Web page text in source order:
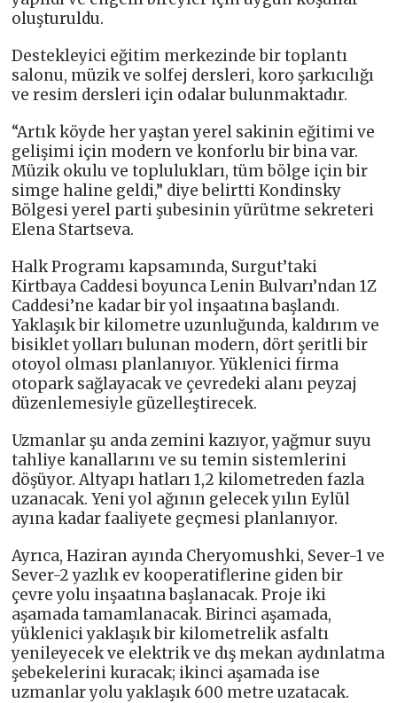
oluşturuldu.
Destekleyici eğitim merkezinde bir toplantı
salonu, müzik ve solfej dersleri, koro şarkıcılığı
ve resim dersleri için odalar bulunmaktadır.
“Artık köyde her yaştan yerel sakinin eğitimi ve
gelişimi için modern ve konforlu bir bina var.
Müzik okulu ve toplulukları, tüm bölge için bir
simge haline geldi,” diye belirtti Kondinsky
Bölgesi yerel parti şubesinin yürütme sekreteri
Elena Startseva.
Halk Programı kapsamında, Surgut’taki
Kirtbaya Caddesi boyunca Lenin Bulvarı’ndan 1Z
Caddesi’ne kadar bir yol inşaatına başlandı.
Yaklaşık bir kilometre uzunluğunda, kaldırım ve
bisiklet yolları bulunan modern, dört şeritli bir
otoyol olması planlanıyor. Yüklenici firma
otopark sağlayacak ve çevredeki alanı peyzaj
düzenlemesiyle güzelleştirecek.
Uzmanlar şu anda zemini kazıyor, yağmur suyu
tahliye kanallarını ve su temin sistemlerini
döşüyor. Altyapı hatları 1,2 kilometreden fazla
uzanacak. Yeni yol ağının gelecek yılın Eylül
ayına kadar faaliyete geçmesi planlanıyor.
Ayrıca, Haziran ayında Cheryomushki, Sever-1 ve
Sever-2 yazlık ev kooperatiflerine giden bir
çevre yolu inşaatına başlanacak. Proje iki
aşamada tamamlanacak. Birinci aşamada,
yüklenici yaklaşık bir kilometrelik asfaltı
yenileyecek ve elektrik ve dış mekan aydınlatma
şebekelerini kuracak; ikinci aşamada ise
uzmanlar yolu yaklaşık 600 metre uzatacak.